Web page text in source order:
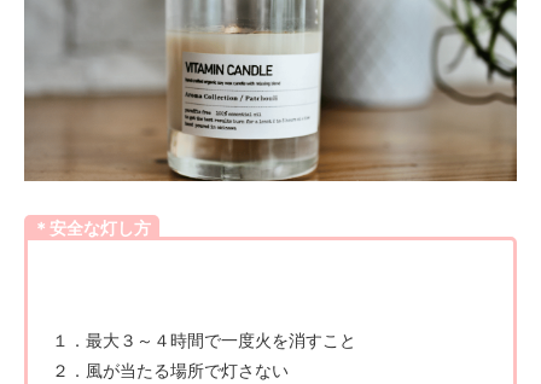
＊安全な灯し方
１．最大３～４時間で一度火を消すこと
２．風が当たる場所で灯さない